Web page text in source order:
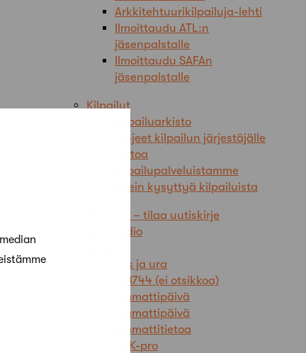
Arkkitehtuurikilpailuja-lehti
Ilmoittaudu ATL:n
jäsenpalstalle
Ilmoittaudu SAFAn
jäsenpalstalle
Kilpailut
Kilpailuarkisto
Ohjeet kilpailun järjestäjälle
Tietoa
kilpailupalveluistamme
Usein kysyttyä kilpailuista
Kilpailut – tilaa uutiskirje
Kisastudio
Koulutus ja ura
#18744 (ei otsikkoa)
Ammattipäivä
Ammattipäivä
Ammattitietoa
ARK-pro